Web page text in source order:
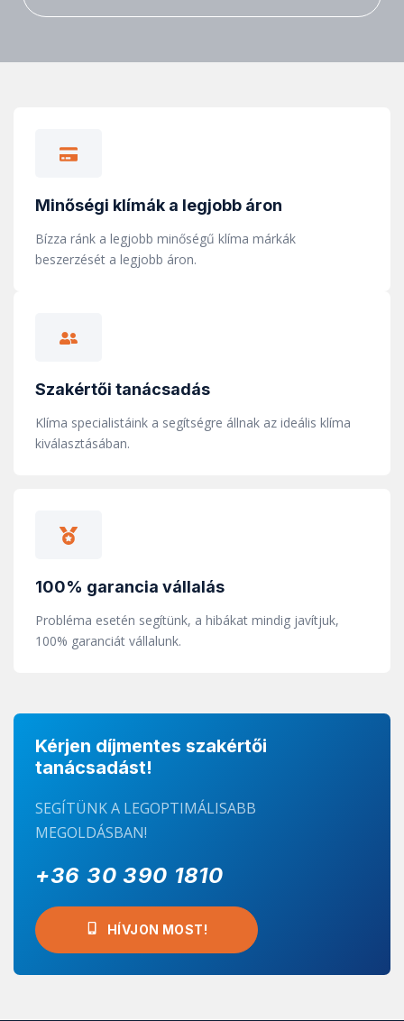
Minőségi klímák a legjobb áron
Bízza ránk a legjobb minőségű klíma márkák
beszerzését a legjobb áron.
Szakértői tanácsadás
Klíma specialistáink a segítségre állnak az ideális klíma
kiválasztásában.
100% garancia vállalás
Probléma esetén segítünk, a hibákat mindig javítjuk,
100% garanciát vállalunk.
Kérjen díjmentes szakértői
tanácsadást!
SEGÍTÜNK A LEGOPTIMÁLISABB
MEGOLDÁSBAN!
+36 30 390 1810
HÍVJON MOST!